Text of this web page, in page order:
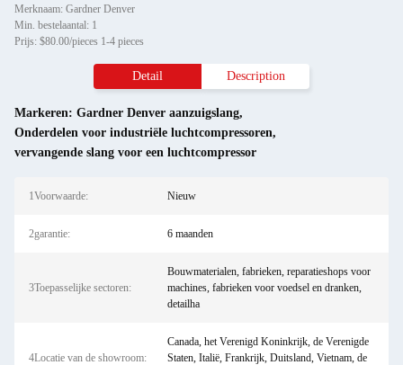
Merknaam: Gardner Denver
Min. bestelaantal: 1
Prijs: $80.00/pieces 1-4 pieces
Detail Description
Markeren: Gardner Denver aanzuigslang,
Onderdelen voor industriële luchtcompressoren,
vervangende slang voor een luchtcompressor
1Voorwaarde: Nieuw
2garantie: 6 maanden
3Toepasselijke sectoren:
Bouwmaterialen, fabrieken, reparatieshops voor
machines, fabrieken voor voedsel en dranken,
detailha
4Locatie van de showroom:
Canada, het Verenigd Koninkrijk, de Verenigde
Staten, Italië, Frankrijk, Duitsland, Vietnam, de